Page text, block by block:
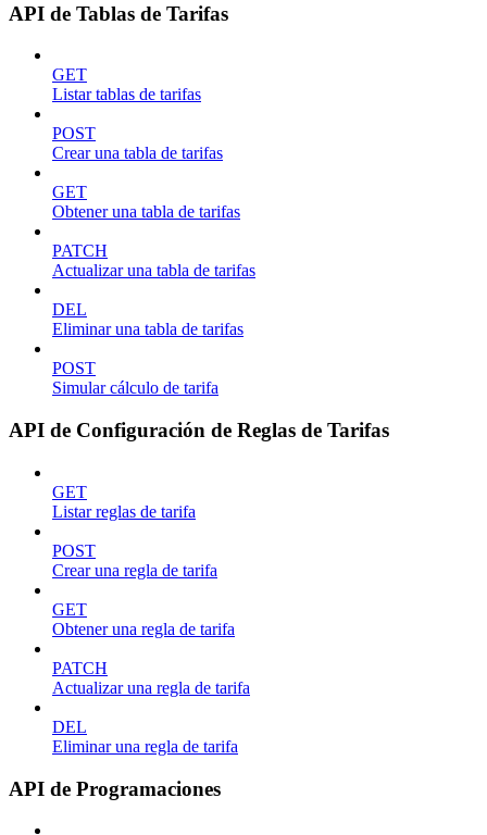
API de Tablas de Tarifas
GET
Listar tablas de tarifas
POST
Crear una tabla de tarifas
GET
Obtener una tabla de tarifas
PATCH
Actualizar una tabla de tarifas
DEL
Eliminar una tabla de tarifas
POST
Simular cálculo de tarifa
API de Configuración de Reglas de Tarifas
GET
Listar reglas de tarifa
POST
Crear una regla de tarifa
GET
Obtener una regla de tarifa
PATCH
Actualizar una regla de tarifa
DEL
Eliminar una regla de tarifa
API de Programaciones